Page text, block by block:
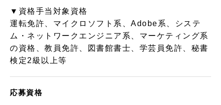
▼資格手当対象資格
運転免許、マイクロソフト系、Adobe系、システ
ム・ネットワークエンジニア系、マーケティング系
の資格、教員免許、図書館書士、学芸員免許、秘書
検定2級以上等
応募資格